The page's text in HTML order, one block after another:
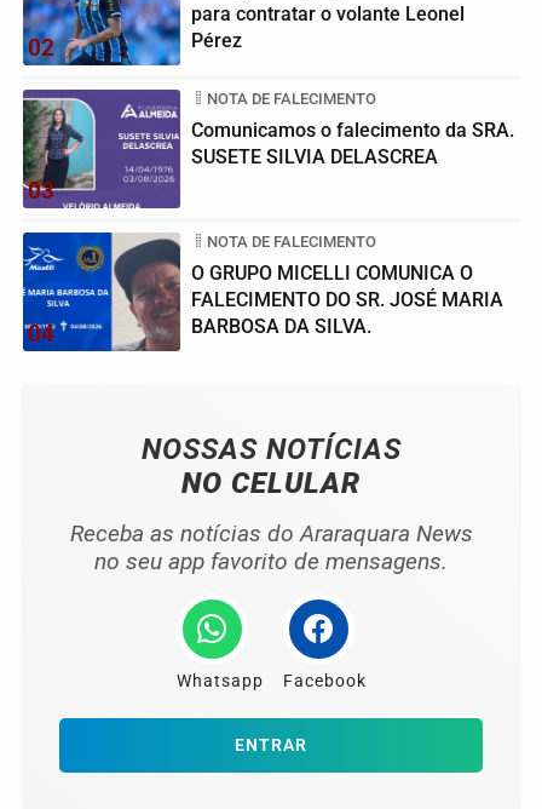
02
para contratar o volante Leonel
Pérez
03
NOTA DE FALECIMENTO
Comunicamos o falecimento da SRA.
SUSETE SILVIA DELASCREA
04
NOTA DE FALECIMENTO
O GRUPO MICELLI COMUNICA O
FALECIMENTO DO SR. JOSÉ MARIA
BARBOSA DA SILVA.
NOSSAS NOTÍCIAS
NO CELULAR
Receba as notícias do Araraquara News
no seu app favorito de mensagens.
Whatsapp Facebook
ENTRAR